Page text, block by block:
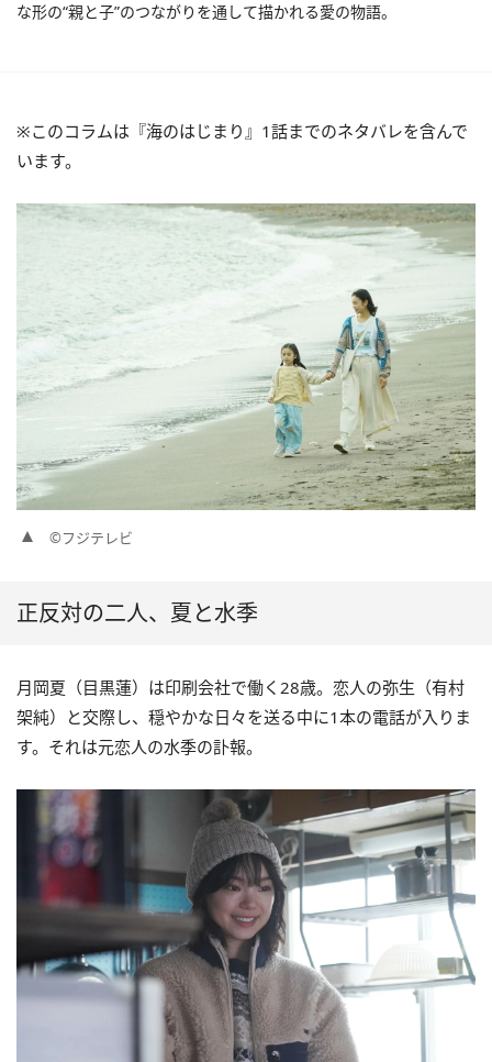
な形の“親と子”のつながりを通して描かれる愛の物語。
※このコラムは『海のはじまり』1話までのネタバレを含んで
います。
©フジテレビ
正反対の二人、夏と水季
月岡夏（目黒蓮）は印刷会社で働く28歳。恋人の弥生（有村
架純）と交際し、穏やかな日々を送る中に1本の電話が入りま
す。それは元恋人の水季の訃報。